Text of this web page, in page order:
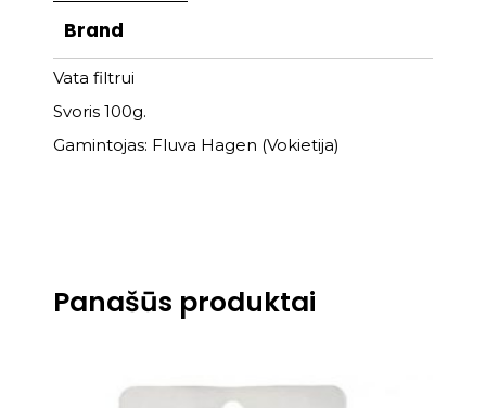
Brand
Vata filtrui
Svoris 100g.
Gamintojas: Fluva Hagen (Vokietija)
Panašūs produktai